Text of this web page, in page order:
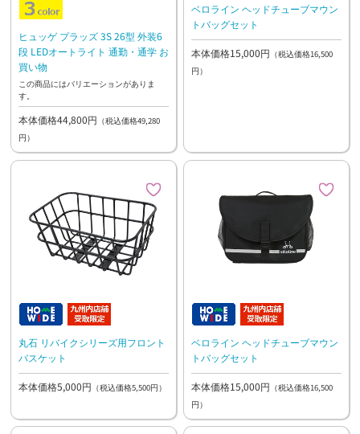
ヒュッゲ プラッズ 3S 26型 外装6
段 LEDオートライト 通勤・通学 お
買い物
この商品にはバリエーションがありま
す。
本体価格44,800円 （税込価格49,280
円）
ベロライン ヘッドチューブマウン
トバッグセット
本体価格15,000円 （税込価格16,500
円）
丸石 リバイクシリーズ用フロント
バスケット
本体価格5,000円 （税込価格5,500円）
ベロライン ヘッドチューブマウン
トバッグセット
本体価格15,000円 （税込価格16,500
円）